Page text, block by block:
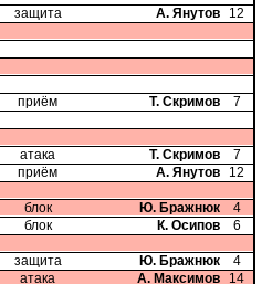
защита А. Янутов
12
приём Т. Скримов
7
атака Т. Скримов
7
приём А. Янутов
12
блок Ю. Бражнюк
4
блок К. Осипов
6
защита Ю. Бражнюк
4
атака А. Максимов
14